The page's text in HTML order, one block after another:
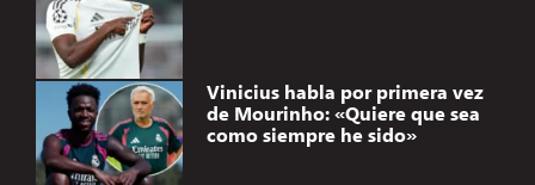
Vinicius habla por primera vez
de Mourinho: «Quiere que sea
como siempre he sido»